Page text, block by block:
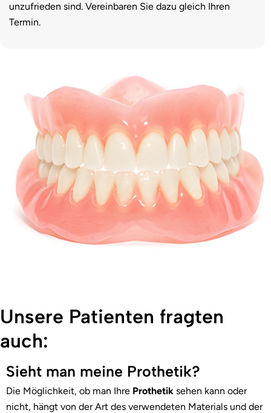
unzufrieden sind. Vereinbaren Sie dazu gleich Ihren
Termin.
Unsere Patienten fragten
auch:
Sieht man meine Prothetik?
Die Möglichkeit, ob man Ihre Prothetik sehen kann oder
nicht, hängt von der Art des verwendeten Materials und der